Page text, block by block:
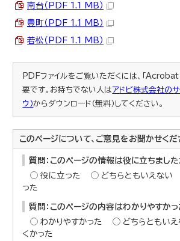
南台（PDF 1.1 MB）
豊町（PDF 1.1 MB）
若松（PDF 1.1 MB）
PDFファイルをご覧いただくには、「Acrobat
要です。お持ちでない人はアドビ株式会社のサ
ウ）からダウンロード（無料）してください。
このページについて、ご意見をお聞かせくだ
質問：このページの情報は役に立ちました
役に立った
どちらともいえない
った
質問：このページの内容はわかりやすか
わかりやすかった
どちらともいえ
くかった